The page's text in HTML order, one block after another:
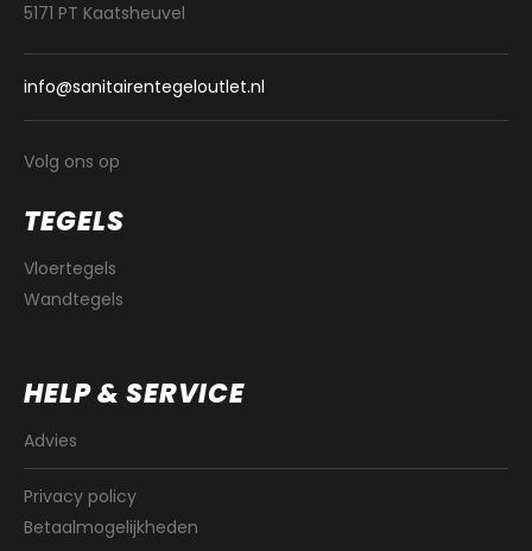
5171 PT Kaatsheuvel
info@sanitairentegeloutlet.nl
Volg ons op
TEGELS
Vloertegels
Wandtegels
HELP & SERVICE
Advies
Privacy policy
Betaalmogelijkheden